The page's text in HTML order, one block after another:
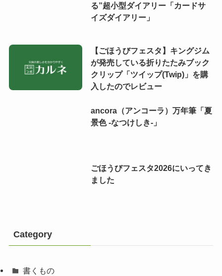
る”超小型ダイアリー「カードサ
イズダイアリー」
【ごほうびフェスタ】キングジム
が発売している折りたたみブック
クリップ「ツイップ(Twip)」を購
入したのでレビュー
ancora（アンコーラ）万年筆「夏
景色 -なつけしき-」
ごほうびフェスタ2026にいってき
ました
Category
書くもの